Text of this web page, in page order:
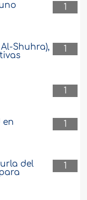
1
1
Shuhra),
1
1
en
1
del